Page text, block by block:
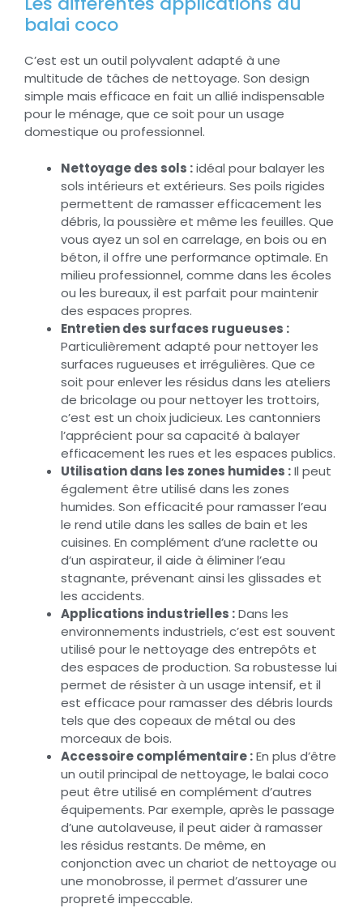
balai coco
C’est est un outil polyvalent adapté à une
multitude de tâches de nettoyage. Son design
simple mais efficace en fait un allié indispensable
pour le ménage, que ce soit pour un usage
domestique ou professionnel.
Nettoyage des sols :idéal pour balayer les
sols intérieurs et extérieurs. Ses poils rigides
permettent de ramasser efficacement les
débris, la poussière et même les feuilles. Que
vous ayez un sol en carrelage, en bois ou en
béton, il offre une performance optimale. En
milieu professionnel, comme dans les écoles
ou les bureaux, il est parfait pour maintenir
des espaces propres.
Entretien des surfaces rugueuses :
Particulièrement adapté pour nettoyer les
surfaces rugueuses et irrégulières. Que ce
soit pour enlever les résidus dans les ateliers
de bricolage ou pour nettoyer les trottoirs,
c’est est un choix judicieux. Les cantonniers
l’apprécient pour sa capacité à balayer
efficacement les rues et les espaces publics.
Utilisation dans les zones humides :Il peut
également être utilisé dans les zones
humides. Son efficacité pour ramasser l’eau
le rend utile dans les salles de bain et les
cuisines. En complément d’une raclette ou
d’un aspirateur, il aide à éliminer l’eau
stagnante, prévenant ainsi les glissades et
les accidents.
Applications industrielles :Dans les
environnements industriels, c’est est souvent
utilisé pour le nettoyage des entrepôts et
des espaces de production. Sa robustesse lui
permet de résister à un usage intensif, et il
est efficace pour ramasser des débris lourds
tels que des copeaux de métal ou des
morceaux de bois.
Accessoire complémentaire :En plus d’être
un outil principal de nettoyage, le balai coco
peut être utilisé en complément d’autres
équipements. Par exemple, après le passage
d’une autolaveuse, il peut aider à ramasser
les résidus restants. De même, en
conjonction avec un chariot de nettoyage ou
une monobrosse, il permet d’assurer une
propreté impeccable.